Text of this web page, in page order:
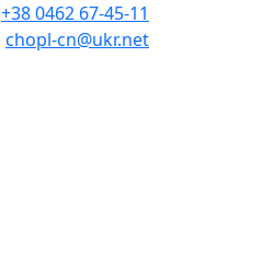
+38 0462 67-45-11
chopl-cn@ukr.net